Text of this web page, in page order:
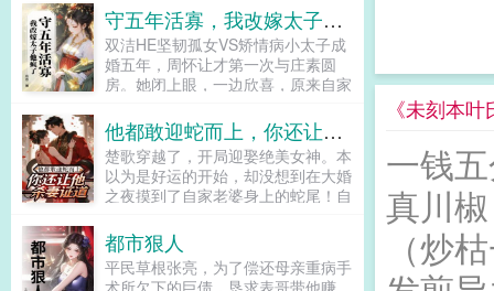
《未刻本
一钱
真川
（炒
她回头，我爱的人自始至终都是你。
未婚夫二号红着眼发疯，明明你该嫁
的人是我！未婚夫三号痛哭流涕，是
我眼瞎，原谅我好不好？宋安璃却摸
勾勾手指。就不怕我真的跑了？男人
将她揽入怀中，轻轻摩挲颈侧红痕。
那你逃跑的时候，记得把我也带
上。...
算计，黑手不断，一步踏错就是粉身
碎骨且看他如何临敌不惧，各方斡
旋，游走于各个势力，无人扶我青云
志，我自踏雪至山巅，为官一任，造
福一方，不负平生之志！...
守五年活寡，我改嫁太子他疯了
双洁HE坚韧孤女VS矫情病小太子成
婚五年，周怀让才第一次与庄素圆
房。她闭上眼，一边欣喜，原来自家
张，会不会疼？但她什么也没等到，
许芳菲轻轻一句话，就让周怀让对她
的满腔柔情散去。原来，相爱五年的
夫君爱上了别的女人。第二日，周怀
让送来了一位无关紧要的贵客。说是
好生照料。原来周怀让的圆房，只是
让她劳神费力的补偿。公子哥一身矫
情病，这不要，那不行。庄素可不惯
他都敢迎蛇而上，你还让他杀妻证道？
楚歌穿越了，开局迎娶绝美女神。本
以为是好运的开始，却没想到在大婚
之夜摸到了自家老婆身上的蛇尾！自
一个神秘的选择框突然出现。选择
一，转身就逃。奖励气运加身，长命
百岁，终生不再遭遇妖魔鬼怪！选择
都市狠人
平民草根张亮，为了偿还母亲重病手
术所欠下的巨债，恳求表哥带他赚